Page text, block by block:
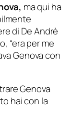
ma qui ha
di De Andrè
“era per me
Genova con
Genova
hai con la